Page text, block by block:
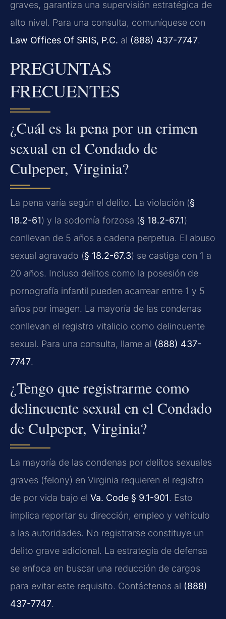
graves, garantiza una supervisión estratégica de
alto nivel. Para una consulta, comuníquese con
Law Offices Of SRIS, P.C. al (888) 437-7747.
PREGUNTAS
FRECUENTES
¿Cuál es la pena por un crimen
sexual en el Condado de
Culpeper, Virginia?
La pena varía según el delito. La violación (§
18.2-61) y la sodomía forzosa (§ 18.2-67.1)
conllevan de 5 años a cadena perpetua. El abuso
sexual agravado (§ 18.2-67.3) se castiga con 1 a
20 años. Incluso delitos como la posesión de
pornografía infantil pueden acarrear entre 1 y 5
años por imagen. La mayoría de las condenas
conllevan el registro vitalicio como delincuente
sexual. Para una consulta, llame al (888) 437-
7747.
¿Tengo que registrarme como
delincuente sexual en el Condado
de Culpeper, Virginia?
La mayoría de las condenas por delitos sexuales
graves (felony) en Virginia requieren el registro
de por vida bajo el Va. Code § 9.1-901. Esto
implica reportar su dirección, empleo y vehículo
a las autoridades. No registrarse constituye un
delito grave adicional. La estrategia de defensa
se enfoca en buscar una reducción de cargos
para evitar este requisito. Contáctenos al (888)
437-7747.